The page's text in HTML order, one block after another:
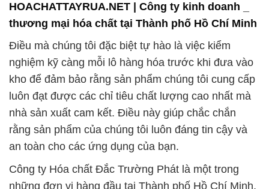
kho để đảm bảo rằng sản phẩm chúng tôi cung cấp
luôn đạt được các chỉ tiêu chất lượng cao nhất mà
nhà sản xuất cam kết. Điều này giúp chắc chắn
rằng sản phẩm của chúng tôi luôn đáng tin cậy và
an toàn cho các ứng dụng của bạn.
Công ty Hóa chất Đắc Trường Phát là một trong
những đơn vị hàng đầu tại Thành phố Hồ Chí Minh,
chuyên cung cấp và phân phối các sản phẩm hóa
chất chất lượng cao. Chúng tôi tự hào là trung gian
đáng tin cậy giữa những người mua và người bán
trong ngành hóa chất. Với niềm đam mê và cam kết